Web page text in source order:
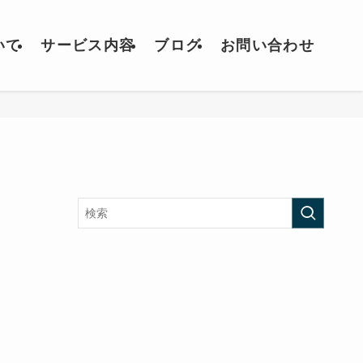
て サービス内容 ブログ お問い合わせ